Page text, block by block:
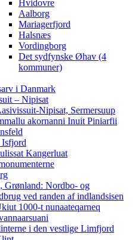
Hvidovre
Aalborg
Mariagerfjord
Halsnæs
Vordingborg
Det sydfynske Øhav (4
kommuner)
i Danmark
– Nipisat
Nipisat, Sermersuup
akornanni Inuit Piniarfii
Isfjord
Kangerluat
Grønland: Nordbo- og
ved randen af indlandsisen
1000-t nunaateqarneq
i den vestlige Limfjord